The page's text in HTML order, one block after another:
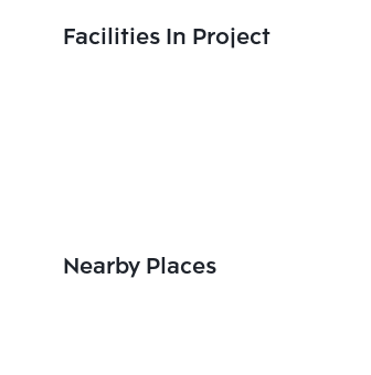
Facilities In Project
Nearby Places